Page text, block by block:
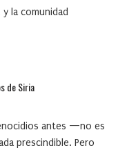
la comunidad
de Siria
antes —no es
prescindible. Pero